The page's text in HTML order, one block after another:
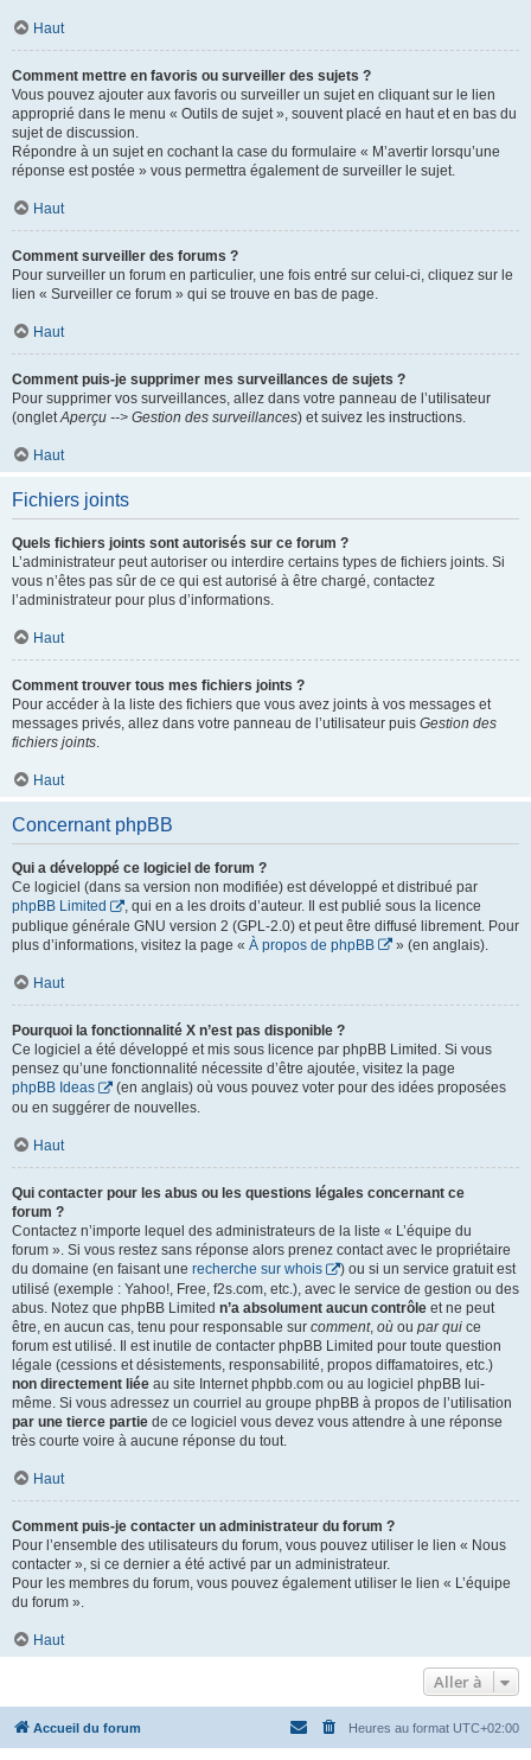
Haut
Comment mettre en favoris ou surveiller des sujets ?
Vous pouvez ajouter aux favoris ou surveiller un sujet en cliquant sur le lien
approprié dans le menu « Outils de sujet », souvent placé en haut et en bas du
sujet de discussion.
Répondre à un sujet en cochant la case du formulaire « M’avertir lorsqu’une
réponse est postée » vous permettra également de surveiller le sujet.
Haut
Comment surveiller des forums ?
Pour surveiller un forum en particulier, une fois entré sur celui-ci, cliquez sur le
lien « Surveiller ce forum » qui se trouve en bas de page.
Haut
Comment puis-je supprimer mes surveillances de sujets ?
Pour supprimer vos surveillances, allez dans votre panneau de l’utilisateur
(ongletAperçu --> Gestion des surveillances) et suivez les instructions.
Haut
Fichiers joints
Quels fichiers joints sont autorisés sur ce forum ?
L’administrateur peut autoriser ou interdire certains types de fichiers joints. Si
vous n’êtes pas sûr de ce qui est autorisé à être chargé, contactez
l’administrateur pour plus d’informations.
Haut
Comment trouver tous mes fichiers joints ?
Pour accéder à la liste des fichiers que vous avez joints à vos messages et
messages privés, allez dans votre panneau de l’utilisateur puis Gestion des
fichiers joints.
Haut
Concernant phpBB
Qui a développé ce logiciel de forum ?
Ce logiciel (dans sa version non modifiée) est développé et distribué par
phpBB Limited
, qui en a les droits d’auteur. Il est publié sous la licence
publique générale GNU version 2 (GPL-2.0) et peut être diffusé librement. Pour
plus d’informations, visitez la page « À propos de phpBB » (en anglais).
Haut
Pourquoi la fonctionnalité X n’est pas disponible ?
Ce logiciel a été développé et mis sous licence par phpBB Limited. Si vous
pensez qu’une fonctionnalité nécessite d’être ajoutée, visitez la page
phpBB Ideas
(en anglais) où vous pouvez voter pour des idées proposées
ou en suggérer de nouvelles.
Haut
Qui contacter pour les abus ou les questions légales concernant ce
forum ?
Contactez n’importe lequel des administrateurs de la liste « L’équipe du
forum ». Si vous restez sans réponse alors prenez contact avec le propriétaire
du domaine (en faisant une recherche sur whois
) ou si un service gratuit est
utilisé (exemple : Yahoo!, Free, f2s.com, etc.), avec le service de gestion ou des
abus. Notez que phpBB Limited n’a absolument aucun contrôle et ne peut
être, en aucun cas, tenu pour responsable sur comment, où ou par qui ce
forum est utilisé. Il est inutile de contacter phpBB Limited pour toute question
légale (cessions et désistements, responsabilité, propos diffamatoires, etc.)
non directement liée au site Internet phpbb.com ou au logiciel phpBB lui-
même. Si vous adressez un courriel au groupe phpBB à propos de l’utilisation
par une tierce partie de ce logiciel vous devez vous attendre à une réponse
très courte voire à aucune réponse du tout.
Haut
Comment puis-je contacter un administrateur du forum ?
Pour l’ensemble des utilisateurs du forum, vous pouvez utiliser le lien « Nous
contacter », si ce dernier a été activé par un administrateur.
Pour les membres du forum, vous pouvez également utiliser le lien « L’équipe
du forum ».
Haut
Aller à
Accueil du forum Heures au format UTC+02:00